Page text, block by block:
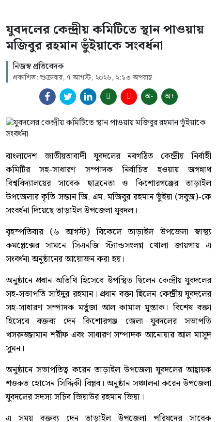
যুবদলের কেন্দ্রীয় কমিটিতে স্থান পাওয়ায়
মজিবুর রহমান ভুঁইয়াকে সংবর্ধনা
নিজস্ব প্রতিবেদক
প্রকাশিত: শুক্রবার, ৭ আগস্ট, ২০২৬, ২:১৩ অপরাহ্ণ
অ- অ+
বাংলাদেশ জাতীয়তাবাদী যুবদলের নবগঠিত কেন্দ্রীয় নির্বাহী
কমিটির সহ-সাধারণ সম্পাদক নির্বাচিত হওয়ায় জগন্নাথ
বিশ্ববিদ্যালয়ের সাবেক ছাত্রনেতা ও কিশোরগঞ্জের তাড়াইল
উপজেলার কৃতি সন্তান জি. এম. মজিবুর রহমান ভুঁইয়া (সবুজ)-কে
সংবর্ধনা দিয়েছে তাড়াইল উপজেলা যুবদল।
বৃহস্পতিবার (৬ আগস্ট) বিকেলে তাড়াইল উপজেলা স্বাস্থ্য
কমপ্লেক্সের সামনে সিএনজি স্ট্যান্ডসংলগ্ন খোলা জায়গায় এ
সংবর্ধনা অনুষ্ঠানের আয়োজন করা হয়।
অনুষ্ঠানে প্রধান অতিথি হিসেবে উপস্থিত ছিলেন কেন্দ্রীয় যুবদলের
সহ-সভাপতি সাইদুর রহমান। প্রধান বক্তা ছিলেন কেন্দ্রীয় যুবদলের
সহ-সাধারণ সম্পাদক মর্তুজা আল কামাল মুস্তাক। বিশেষ বক্তা
হিসেবে বক্তব্য দেন কিশোরগঞ্জ জেলা যুবদলের সভাপতি
খসরুজ্জামান শরীফ এবং সাধারণ সম্পাদক আনোয়ার আল মাসুদ
সুমন।
অনুষ্ঠানে সভাপতিত্ব করেন তাড়াইল উপজেলা যুবদলের আহ্বায়ক
শওকত হোসেন সিদ্দিকী বিপ্লব। অনুষ্ঠান সঞ্চালনা করেন উপজেলা
যুবদলের সদস্য সচিব জিয়াউর রহমান জিয়া।
এ সময় বক্তব্য দেন তাড়াইল উপজেলা পরিষদের সাবেক